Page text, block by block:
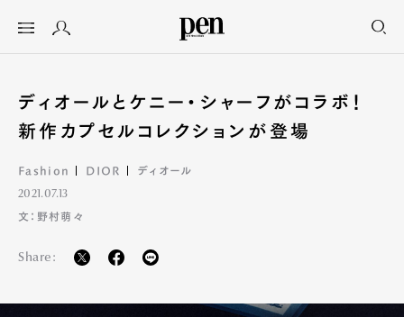
ディオールとケニー・シャーフがコラボ！
新作カプセルコレクションが登場
Fashion DIOR ディオール
2021.07.13
文：野村萌々
Share: